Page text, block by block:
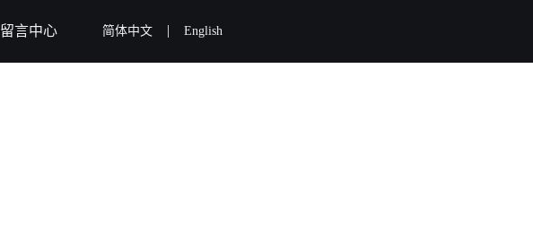
留言中心 简体中文 |English